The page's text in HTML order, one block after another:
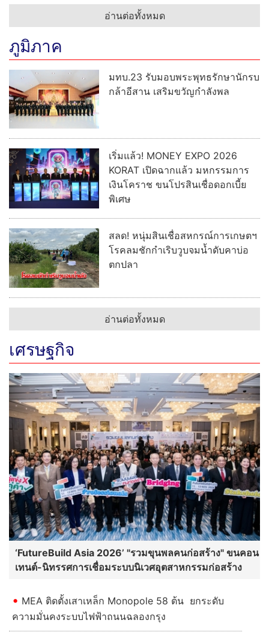
อ่านต่อทั้งหมด
ภูมิภาค
มทบ.23 รับมอบพระพุทธรักษานักรบ
กล้าอีสาน เสริมขวัญกำลังพล
เริ่มแล้ว! MONEY EXPO 2026
KORAT เปิดฉากแล้ว มหกรรมการ
เงินโคราช ขนโปรสินเชื่อดอกเบี้ย
พิเศษ
สลด! หนุ่มสินเชื่อสหกรณ์การเกษตฯ
โรคลมชักกำเริบวูบจมน้ำดับคาบ่อ
ตกปลา
อ่านต่อทั้งหมด
เศรษฐกิจ
‘FutureBuild Asia 2026’ "รวมขุนพลคนก่อสร้าง" ขนคอน
เทนต์-นิทรรศการเชื่อมระบบนิเวศอุตสาหกรรมก่อสร้าง
MEA ติดตั้งเสาเหล็ก Monopole 58 ต้น ยกระดับ
ความมั่นคงระบบไฟฟ้าถนนฉลองกรุง